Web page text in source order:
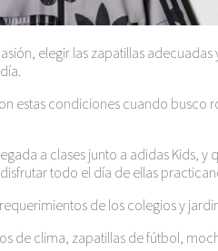
elegir las zapatillas
estas condiciones cuando busco
a clases junto a adidas
todo el día de ellas
de los colegios y
de clima, zapatillas de fútbol,